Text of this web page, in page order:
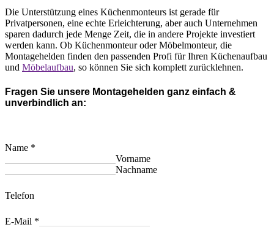
Die Unterstützung eines Küchenmonteurs ist gerade für
Privatpersonen, eine echte Erleichterung, aber auch Unternehmen
sparen dadurch jede Menge Zeit, die in andere Projekte investiert
werden kann. Ob Küchenmonteur oder Möbelmonteur, die
Montagehelden finden den passenden Profi für Ihren Küchenaufbau
und Möbelaufbau, so können Sie sich komplett zurücklehnen.
Fragen Sie unsere Montagehelden ganz einfach &
unverbindlich an:
Name *
Vorname
Nachname
Telefon
E-Mail *